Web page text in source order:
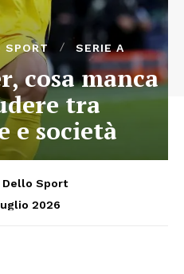
SPORT SERIE A
cosa manca
tra
e società
Dello Sport
2026